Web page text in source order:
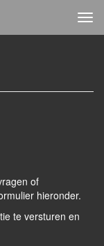
of
hieronder.
te versturen en